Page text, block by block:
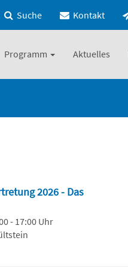
Suche Kontakt
Programm Aktuelles
2026 - Das
- 17:00 Uhr